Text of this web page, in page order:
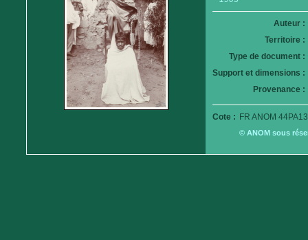
Auteur :
Territoire :
Type de document :
Support et dimensions :
Provenance :
Cote : FR ANOM
© ANOM sous